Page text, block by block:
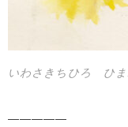
いわさきちひろ ひ
―――――